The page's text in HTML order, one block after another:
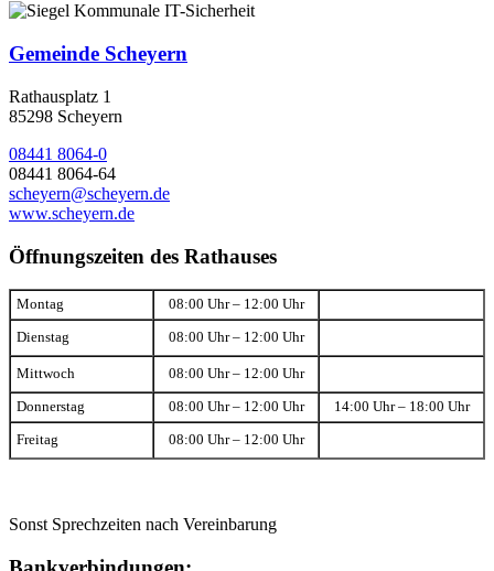
Gemeinde Scheyern
Rathausplatz 1
85298 Scheyern
08441 8064-0
08441 8064-64
scheyern@scheyern.de
www.scheyern.de
Öffnungszeiten des Rathauses
Montag 08:00 Uhr – 12:00 Uhr
Dienstag 08:00 Uhr – 12:00 Uhr
Mittwoch 08:00 Uhr – 12:00 Uhr
Donnerstag 08:00 Uhr – 12:00 Uhr 14:00 Uhr – 18:00 Uhr
Freitag 08:00 Uhr – 12:00 Uhr
Sonst Sprechzeiten nach Vereinbarung